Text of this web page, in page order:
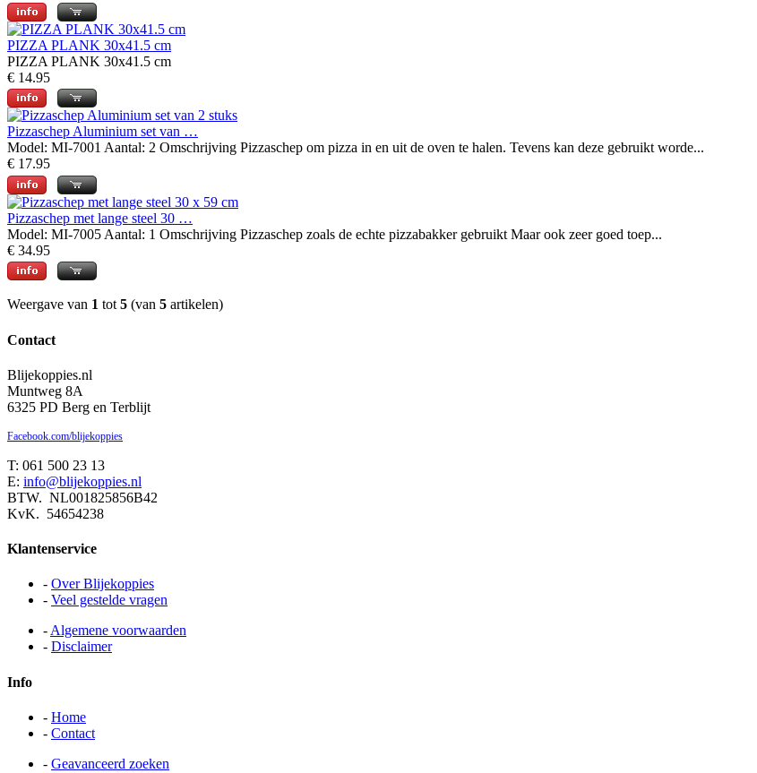
PIZZA PLANK 30x41.5 cm
PIZZA PLANK 30x41.5 cm
€ 14.95
Pizzaschep Aluminium set van …
Model: MI-7001 Aantal: 2 Omschrijving Pizzaschep om pizza in en uit de oven te halen. Tevens kan deze gebruikt worde...
€ 17.95
Pizzaschep met lange steel 30 …
Model: MI-7005 Aantal: 1 Omschrijving Pizzaschep zoals de echte pizzabakker gebruikt Maar ook zeer goed toep...
€ 34.95
Weergave van 1 tot 5 (van 5 artikelen)
Contact
Blijekoppies.nl
Muntweg 8A
6325 PD Berg en Terblijt
Facebook.com/blijekoppies
T: 061 500 23 13
E: info@blijekoppies.nl
BTW. NL001825856B42
KvK. 54654238
Klantenservice
- Over Blijekoppies
- Veel gestelde vragen
-Algemene voorwaarden
- Disclaimer
Info
- Home
- Contact
- Geavanceerd zoeken